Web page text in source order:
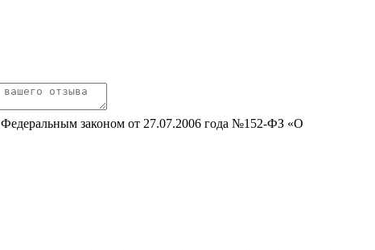
законом от 27.07.2006 года №152-ФЗ «О